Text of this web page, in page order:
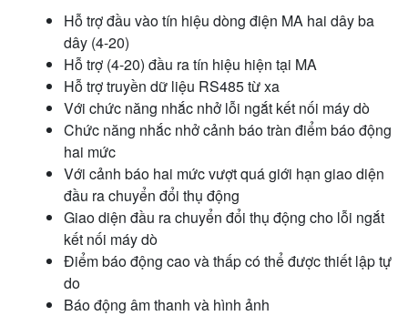
Hỗ trợ đầu vào tín hiệu dòng điện MA hai dây ba
dây (4-20)
Hỗ trợ (4-20) đầu ra tín hiệu hiện tại MA
Hỗ trợ truyền dữ liệu RS485 từ xa
Với chức năng nhắc nhở lỗi ngắt kết nối máy dò
Chức năng nhắc nhở cảnh báo tràn điểm báo động
hai mức
Với cảnh báo hai mức vượt quá giới hạn giao diện
đầu ra chuyển đổi thụ động
Giao diện đầu ra chuyển đổi thụ động cho lỗi ngắt
kết nối máy dò
Điểm báo động cao và thấp có thể được thiết lập tự
do
Báo động âm thanh và hình ảnh